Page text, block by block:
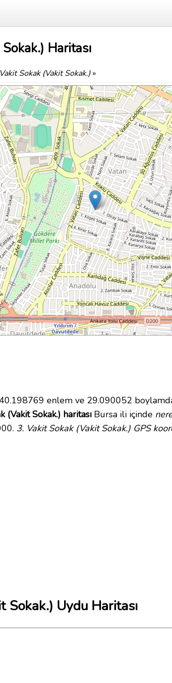
Haritası
Sokak (Vakit Sokak.) »
enlem ve 29.090052
(Vakit Sokak.) haritası Bursa ili içinde
3. Vakit Sokak (Vakit Sokak.) GPS
Sokak.) Uydu Haritası